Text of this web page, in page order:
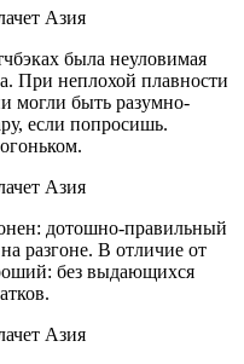
была неуловимая
При неплохой плавности
могли быть разумно-
если попросишь.
дотошно-правильный
разгоне. В отличие от
без выдающихся